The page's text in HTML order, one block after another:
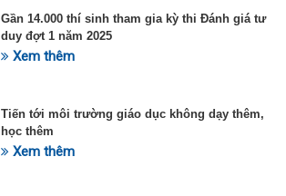
Gần 14.000 thí sinh tham gia kỳ thi Đánh giá tư
duy đợt 1 năm 2025
Xem thêm
Tiến tới môi trường giáo dục không dạy thêm,
học thêm
Xem thêm